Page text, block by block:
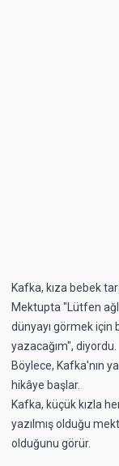
Kafka, kıza bebek
Mektupta "Lütfen
dünyayı görmek için
yazacağım", diyordu.
Böylece, Kafka'nın
hikâye başlar.
Kafka, küçük kızla
yazılmış olduğu
olduğunu görür.